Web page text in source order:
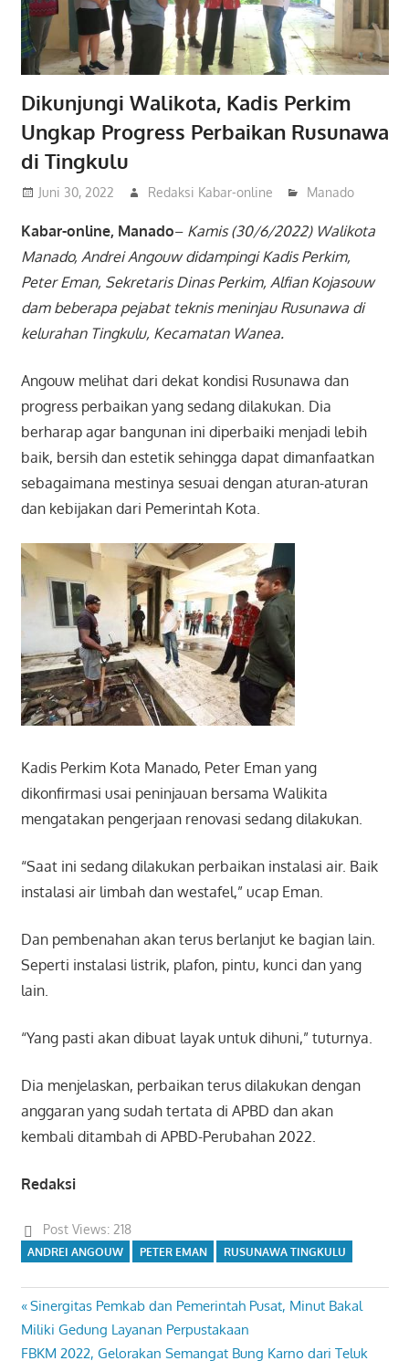
Dikunjungi Walikota, Kadis Perkim
Ungkap Progress Perbaikan Rusunawa
di Tingkulu
Juni 30, 2022 Redaksi Kabar-online Manado
Kabar-online, Manado– Kamis (30/6/2022) Walikota
Manado, Andrei Angouw didampingi Kadis Perkim,
Peter Eman, Sekretaris Dinas Perkim, Alfian Kojasouw
dam beberapa pejabat teknis meninjau Rusunawa di
kelurahan Tingkulu, Kecamatan Wanea.
Angouw melihat dari dekat kondisi Rusunawa dan
progress perbaikan yang sedang dilakukan. Dia
berharap agar bangunan ini diperbaiki menjadi lebih
baik, bersih dan estetik sehingga dapat dimanfaatkan
sebagaimana mestinya sesuai dengan aturan-aturan
dan kebijakan dari Pemerintah Kota.
Kadis Perkim Kota Manado, Peter Eman yang
dikonfirmasi usai peninjauan bersama Walikita
mengatakan pengerjaan renovasi sedang dilakukan.
“Saat ini sedang dilakukan perbaikan instalasi air. Baik
instalasi air limbah dan westafel,” ucap Eman.
Dan pembenahan akan terus berlanjut ke bagian lain.
Seperti instalasi listrik, plafon, pintu, kunci dan yang
lain.
“Yang pasti akan dibuat layak untuk dihuni,” tuturnya.
Dia menjelaskan, perbaikan terus dilakukan dengan
anggaran yang sudah tertata di APBD dan akan
kembali ditambah di APBD-Perubahan 2022.
Redaksi
Post Views: 218
ANDREI ANGOUW PETER EMAN RUSUNAWA TINGKULU
Navigasi
pos
Previous
Post:
Sinergitas Pemkab dan Pemerintah Pusat, Minut Bakal
Miliki Gedung Layanan Perpustakaan
Next
FBKM 2022, Gelorakan Semangat Bung Karno dari Teluk